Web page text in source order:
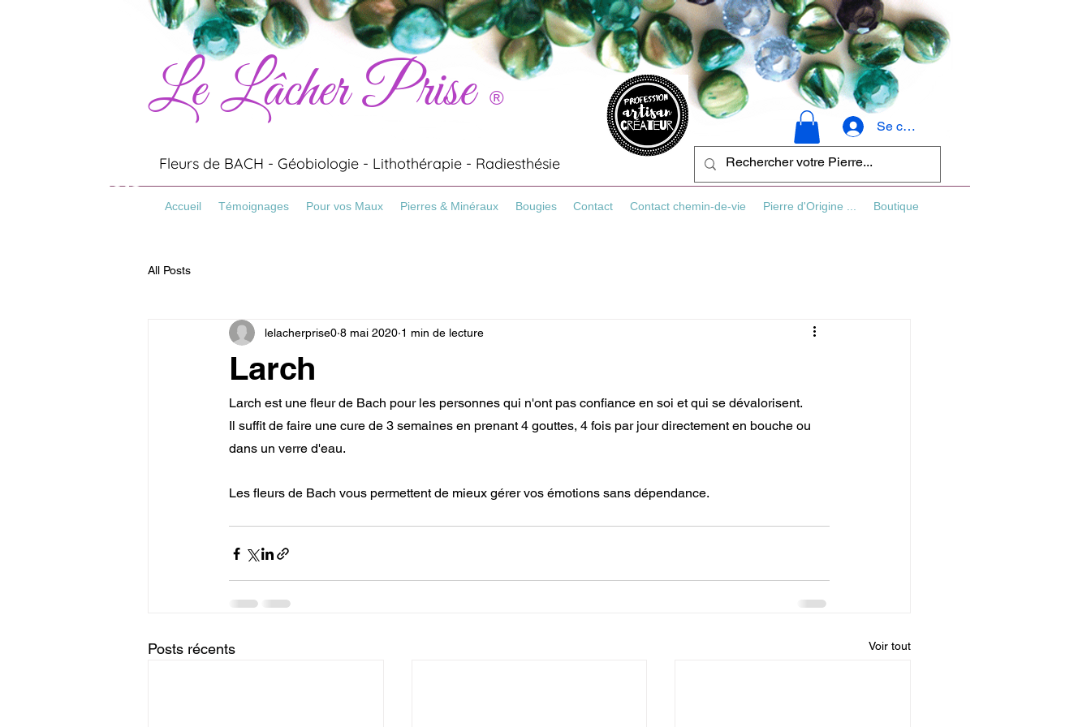
Le Lâcher Prise ®
Se connecter
Fleurs de BACH - Géobiologie - Lithothérapie - Radiesthésie
Pierre Naturelles
Accueil Témoignages Pour vos Maux Pierres & Minéraux Bougies Contact Contact chemin-de-vie Pierre d'Origine ... Boutique
All Posts
Larch
lelacherprise0 8 mai 2020 1 min de lecture
Larch est une fleur de Bach pour les personnes qui n'ont pas confiance en soi et qui se dévalorisent.
Il suffit de faire une cure de 3 semaines en prenant 4 gouttes, 4 fois par jour directement en bouche ou
dans un verre d'eau.
Les fleurs de Bach vous permettent de mieux gérer vos émotions sans dépendance.
Posts récents Voir tout